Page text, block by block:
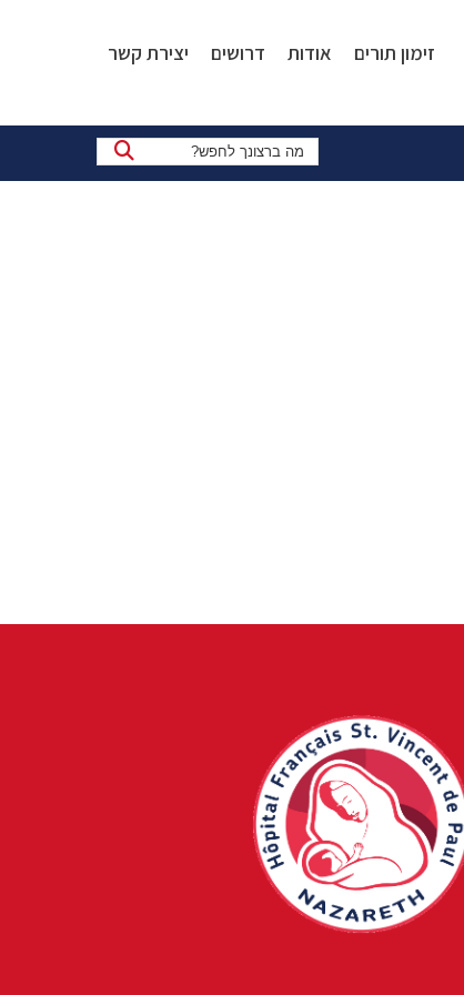
זימון תורים אודות דרושים יצירת קשר